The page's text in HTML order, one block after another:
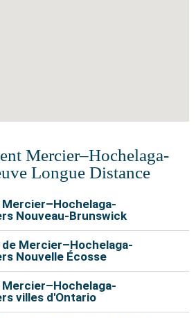
Mercier–Hochelaga-
Longue Distance
Mercier–Hochelaga-
Nouveau-Brunswick
Nouvelle Écosse
Mercier–Hochelaga-
villes d'Ontario